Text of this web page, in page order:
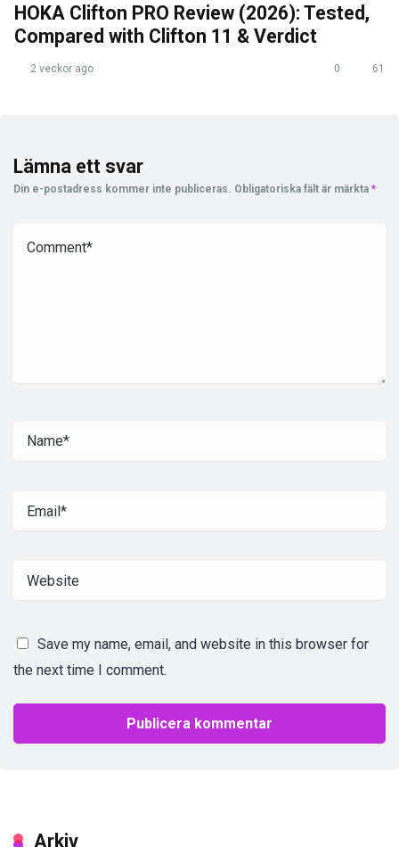
HOKA Clifton PRO Review (2026): Tested,
Compared with Clifton 11 & Verdict
2 veckor ago 0 61
Lämna ett svar
Din e-postadress kommer inte publiceras. Obligatoriska fält är märkta *
Save my name, email, and website in this browser for
the next time I comment.
Arkiv